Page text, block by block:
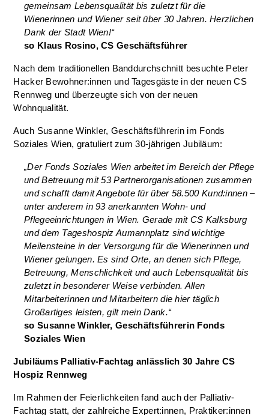
gemeinsam Lebensqualität bis zuletzt für die
Wienerinnen und Wiener seit über 30 Jahren. Herzlichen
Dank der Stadt Wien!“
so Klaus Rosino, CS Geschäftsführer
Nach dem traditionellen Banddurchschnitt besuchte Peter
Hacker Bewohner:innen und Tagesgäste in der neuen CS
Rennweg und überzeugte sich von der neuen
Wohnqualität.
Auch Susanne Winkler, Geschäftsführerin im Fonds
Soziales Wien, gratuliert zum 30-jährigen Jubiläum:
„Der Fonds Soziales Wien arbeitet im Bereich der Pflege
und Betreuung mit 53 Partnerorganisationen zusammen
und schafft damit Angebote für über 58.500 Kund:innen –
unter anderem in 93 anerkannten Wohn- und
Pflegeeinrichtungen in Wien. Gerade mit CS Kalksburg
und dem Tageshospiz Aumannplatz sind wichtige
Meilensteine in der Versorgung für die Wienerinnen und
Wiener gelungen. Es sind Orte, an denen sich Pflege,
Betreuung, Menschlichkeit und auch Lebensqualität bis
zuletzt in besonderer Weise verbinden. Allen
Mitarbeiterinnen und Mitarbeitern die hier täglich
Großartiges leisten, gilt mein Dank.“
so Susanne Winkler, Geschäftsführerin Fonds
Soziales Wien
Jubiläums Palliativ-Fachtag anlässlich 30 Jahre CS
Hospiz Rennweg
Im Rahmen der Feierlichkeiten fand auch der Palliativ-
Fachtag statt, der zahlreiche Expert:innen, Praktiker:innen